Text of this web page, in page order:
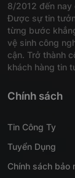
8/2012 đến nay
Được sự tin
từng bước
vệ sinh công
cận. Trở thành
khách hàng tin
Chính sách
Tin Công Ty
Tuyển Dụng
Chính sách bảo